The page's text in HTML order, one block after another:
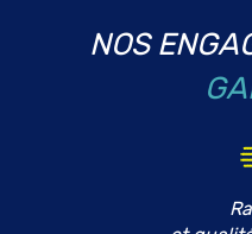
NOS